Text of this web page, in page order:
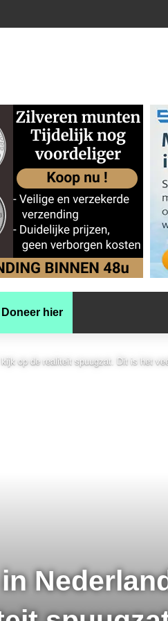
Doneer hier
op de realiteit spuugzat. Dit is het